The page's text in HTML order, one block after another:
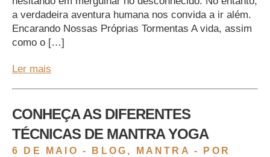
a verdadeira aventura humana nos convida a ir além.
Encarando Nossas Próprias Tormentas A vida, assim
como o […]
Ler mais
CONHEÇA AS DIFERENTES
TÉCNICAS DE MANTRA YOGA
6 DE MAIO - BLOG , MANTRA - POR